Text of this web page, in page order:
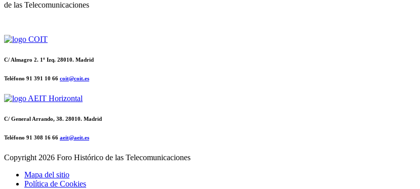
de las Telecomunicaciones
C/ Almagro 2. 1º Izq. 28010. Madrid
Teléfono 91 391 10 66 coit@coit.es
C/ General Arrando, 38. 28010. Madrid
Teléfono 91 308 16 66 aeit@aeit.es
Copyright 2026 Foro Histórico de las Telecomunicaciones
Mapa del sitio
Política de Cookies